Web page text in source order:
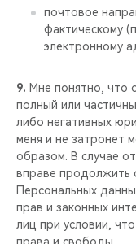
почтовое
фактическому
электронному
9. Мне понятно, что
полный или
либо негативных
меня и не затронет
образом. В случае
вправе продолжить
Персональных
прав и законных
лиц при условии,